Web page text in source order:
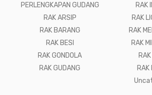
PERLENGKAPAN GUDANG
RAK ARSIP
RAK BARANG
RAK BESI
RAK GONDOLA
RAK GUDANG
RAK
RAK
RAK
RAK
RAK